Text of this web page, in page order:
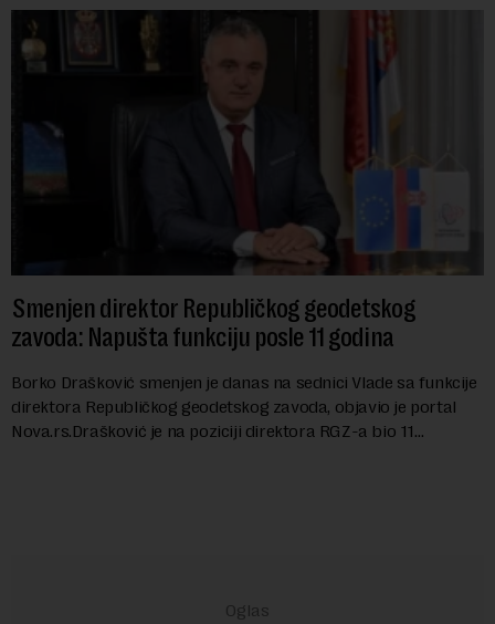
Smenjen direktor Republičkog geodetskog
zavoda: Napušta funkciju posle 11 godina
Borko Drašković smenjen je danas na sednici Vlade sa funkcije
direktora Republičkog geodetskog zavoda, objavio je portal
Nova.rs.Drašković je na poziciji direktora RGZ-a bio 11